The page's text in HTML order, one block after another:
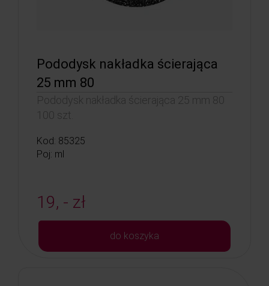
Pododysk nakładka ścierająca
25 mm 80
Pododysk nakładka ścierająca 25 mm 80
100 szt.
Kod: 85325
Poj: ml
19, - zł
do koszyka